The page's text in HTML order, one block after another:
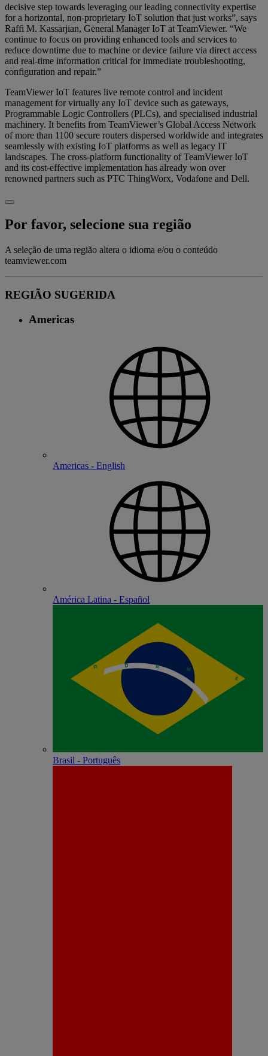
decisive step towards leveraging our leading connectivity expertise
for a horizontal, non-proprietary IoT solution that just works”, says
Raffi M. Kassarjian, General Manager IoT at TeamViewer. “We
continue to focus on providing enhanced tools and services to
reduce downtime due to machine or device failure via direct access
and real-time information critical for immediate troubleshooting,
configuration and repair.”
TeamViewer IoT features live remote control and incident
management for virtually any IoT device such as gateways,
Programmable Logic Controllers (PLCs), and specialised industrial
machinery. It benefits from TeamViewer’s Global Access Network
of more than 1100 secure routers dispersed worldwide and integrates
seamlessly with existing IoT platforms as well as legacy IT
landscapes. The cross-platform functionality of TeamViewer IoT
and its cost-effective implementation has already won over
renowned partners such as PTC ThingWorx, Vodafone and Dell.
Por favor, selecione sua região
A seleção de uma região altera o idioma e/ou o conteúdo
teamviewer.com
REGIÃO SUGERIDA
Americas
Americas - English
América Latina - Español
Brasil - Português